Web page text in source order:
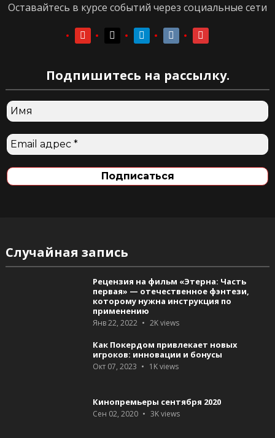
Оставайтесь в курсе событий через социальные сети
youtubeyoutubetelegramvkontaktevkontakte
Подпишитесь на рассылку.
Случайная запись
Рецензия на фильм «Этерна: Часть
первая» — отечественное фэнтези,
которому нужна инструкция по
применению
Янв 22, 2022 2Kviews
Как Покердом привлекает новых
игроков: инновации и бонусы
Окт 07, 2023 1Kviews
Кинопремьеры сентября 2020
Сен 02, 2020 3Kviews